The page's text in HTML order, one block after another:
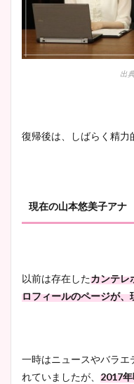
出
復帰後は、しばらく精力
現在の山本悠美子アナ
以前は存在したカンテレ
ロフィールのページが、
一時はニュースやバラエ
れていましたが、 2017